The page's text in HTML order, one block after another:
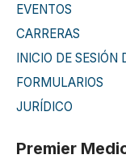
Premier
EVENTOS
CARRERAS
INICIO DE SESIÓN
FORMULARIOS
JURÍDICO